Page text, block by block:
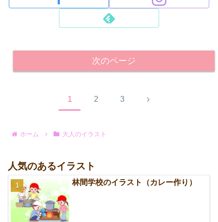
次のページ
1 2 3 次
ホーム 大人のイラスト
人気のあるイラスト
林間学校のイラスト（カレー作り）